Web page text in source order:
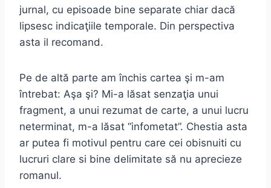
jurnal, cu episoade bine separate chiar dacă
lipsesc indicaţiile temporale. Din perspectiva
asta il recomand.
Pe de altă parte am închis cartea şi m-am
întrebat: Aşa şi? Mi-a lăsat senzaţia unui
fragment, a unui rezumat de carte, a unui lucru
neterminat, m-a lăsat “infometat”. Chestia asta
ar putea fi motivul pentru care cei obisnuiti cu
lucruri clare si bine delimitate să nu aprecieze
romanul.